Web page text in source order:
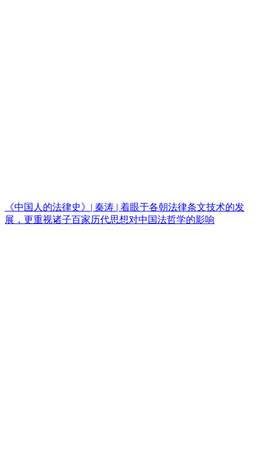
《中国人的法律史》| 秦涛 | 着眼于各朝法律条文技术的发
展，更重视诸子百家历代思想对中国法哲学的影响